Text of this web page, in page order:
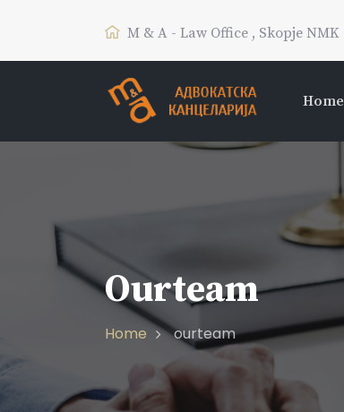
M & A - Law Office , Skopje NMK
Home
Ourteam
Home ourteam